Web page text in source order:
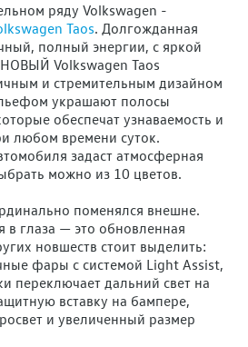
ряду Volkswagen -
Taos. Долгожданная
полный энергии, с яркой
Volkswagen Taos
и стремительным дизайном
украшают полосы
обеспечат узнаваемость и
любом времени суток.
задаст атмосферная
можно из 10 цветов.
поменялся внешне.
в глаза — это обновленная
новшеств стоит выделить:
фары с системой Light Assist,
переключает дальний свет на
вставку на бампере,
и увеличенный размер